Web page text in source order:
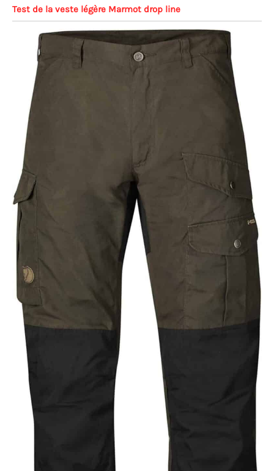
Test de la veste légère Marmot drop line